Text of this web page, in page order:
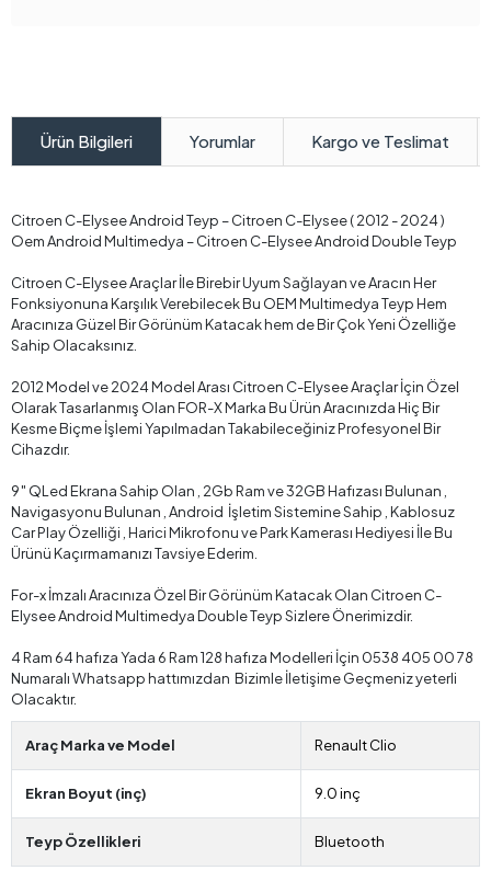
Ürün Bilgileri Yorumlar Kargo ve Teslimat
Citroen C-Elysee Android Teyp – Citroen C-Elysee ( 2012 - 2024 )
Oem Android Multimedya – Citroen C-Elysee Android Double Teyp
Citroen C-Elysee Araçlar İle Birebir Uyum Sağlayan ve Aracın Her
Fonksiyonuna Karşılık Verebilecek Bu OEM Multimedya Teyp Hem
Aracınıza Güzel Bir Görünüm Katacak hem de Bir Çok Yeni Özelliğe
Sahip Olacaksınız.
2012 Model ve 2024 Model Arası Citroen C-Elysee Araçlar İçin Özel
Olarak Tasarlanmış Olan FOR-X Marka Bu Ürün Aracınızda Hiç Bir
Kesme Biçme İşlemi Yapılmadan Takabileceğiniz Profesyonel Bir
Cihazdır.
9″ QLed Ekrana Sahip Olan , 2Gb Ram ve 32GB Hafızası Bulunan ,
Navigasyonu Bulunan , Android İşletim Sistemine Sahip , Kablosuz
Car Play Özelliği , Harici Mikrofonu ve Park Kamerası Hediyesi İle Bu
Ürünü Kaçırmamanızı Tavsiye Ederim.
For-x İmzalı Aracınıza Özel Bir Görünüm Katacak Olan Citroen C-
Elysee Android Multimedya Double Teyp Sizlere Önerimizdir.
4 Ram 64 hafıza Yada 6 Ram 128 hafıza Modelleri İçin 0538 405 00 78
Numaralı Whatsapp hattımızdan Bizimle İletişime Geçmeniz yeterli
Olacaktır.
Araç Marka ve Model Renault Clio
Ekran Boyut (inç) 9.0 inç
Teyp Özellikleri Bluetooth